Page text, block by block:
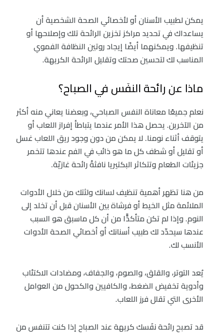
يمكن لطبيب الأسنان أو لأخصائي الصحة الشخصية أن
يساعداك في تحديد مراكز تخزين الرائحة تلك وإصلاحها أو
تنظيفها. ويمكنهما أيضًا إيجاد روتين النظافة الفموي
المناسب لك لتحسين صحتك وتقليل الرائحة الكريهة.
ماذا عن رائحة النفَس في الصباح؟
نعلم جميعًا معاناة النفس الصباحي، وبعضنا يعاني منه أكثر
من الآخرين. يحصل هذا الأمر عندما يتباطأ إفراز اللعاب أو
يتوقف أثناء نومنا. لا يمكن من دون وجود ريق اللعاب غسل
أو تقليل أو شطف كل ما هو ذائب في الفم عندها تتخمر
جزيئات الطعام وتتكاثر البكتيريا نافثةً رائحة غازيّة.
من هنا تظهر أهمية تنظيف لسانك ولثتك من خلال الأدوات
الملائمة مثل الخيط أو فرشاة بين الأسنان قبل أن تخلد إلى
النوم. وإذا لم تكن متأكدًّا من أن كل ماسبق هو السبب
عندها سيحدّد لك طبيب أسنانك أو أخصائي الصحة الأدوات
الأنسب لك.
يُعد التوتر، والقلق، والصوم، والجفاف، ومضادات الاكتئاب
وأدوية تخفيض الضغط، والكافيين والكحول من العوامل
الأخرى التي تقلل فرز اللعاب.
قد تصبح رائحة نفَسك كريهة عند الصباح إذا كنت تتنفس من